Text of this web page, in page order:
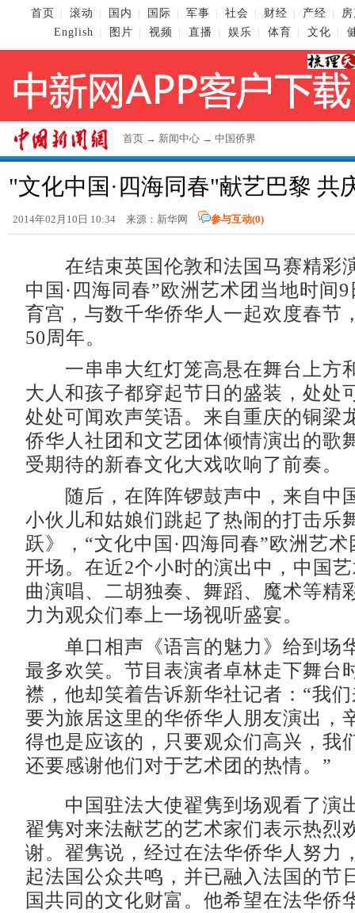
首页 滚动 国内 国际 军事 社会 财经 产经
English
图片 视频 直播 娱乐 体育 文化
首页 → 新闻中心 → 中国侨界
"文化中国·四海同春"献艺巴黎 共
2014年02月10日 10:34 来源：新华网 参与互动(0)
在结束英国伦敦和法国马赛精彩
中国·四海同春”欧洲艺术团当地时间
育宫，与数千华侨华人一起欢度春节
50周年。
一串串大红灯笼高悬在舞台上方
大人和孩子都穿起节日的盛装，处处
处处可闻欢声笑语。来自重庆的铜梁
侨华人社团和文艺团体倾情演出的歌
受期待的新春文化大戏吹响了前奏。
随后，在阵阵锣鼓声中，来自中
小伙儿和姑娘们跳起了热闹的打击乐
跃》，“文化中国·四海同春”欧洲艺
开场。在近2个小时的演出中，中国
曲演唱、二胡独奏、舞蹈、魔术等精
力为观众们奉上一场视听盛宴。
单口相声《语言的魅力》给到场
最多欢笑。节目表演者卓林走下舞台
襟，他却笑着告诉新华社记者：“我
要为旅居这里的华侨华人朋友演出，
得也是应该的，只要观众们高兴，我
还要感谢他们对于艺术团的热情。”
中国驻法大使翟隽到场观看了演
翟隽对来法献艺的艺术家们表示热烈
谢。翟隽说，经过在法华侨华人努力
起法国公众共鸣，并已融入法国的节
国共同的文化财富。他希望在法华侨